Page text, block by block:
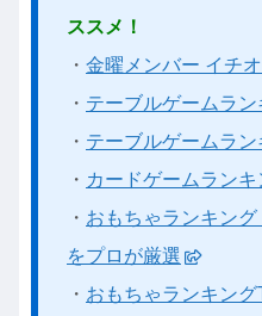
ススメ！
・ 金曜メンバー イチ
・ テーブルゲームラン
・ テーブルゲームラ
・ カードゲームランキ
・ おもちゃランキン
をプロが厳選
・ おもちゃランキン